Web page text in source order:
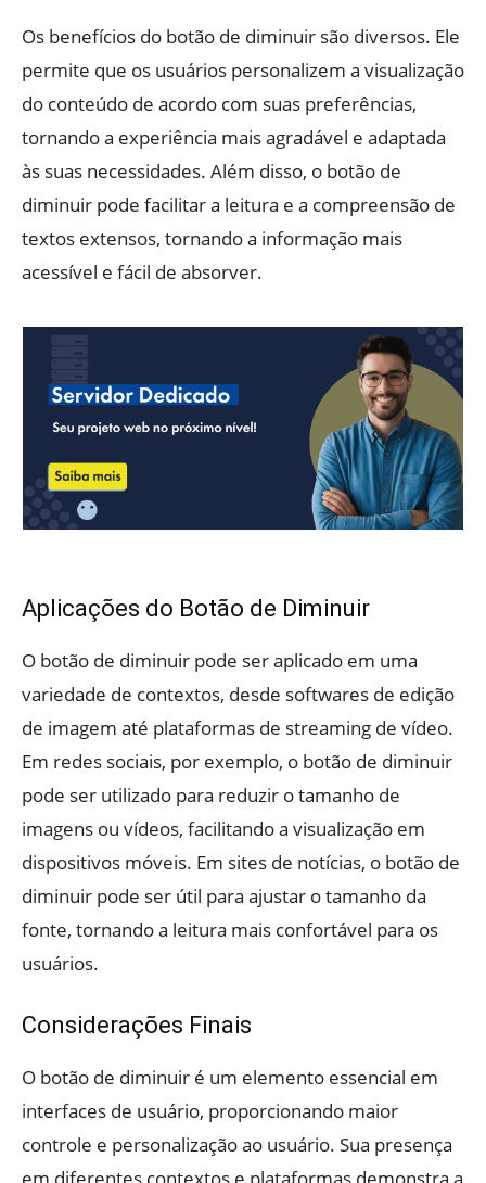
Os benefícios do botão de diminuir são diversos. Ele
permite que os usuários personalizem a visualização
do conteúdo de acordo com suas preferências,
tornando a experiência mais agradável e adaptada
às suas necessidades. Além disso, o botão de
diminuir pode facilitar a leitura e a compreensão de
textos extensos, tornando a informação mais
acessível e fácil de absorver.
Aplicações do Botão de Diminuir
O botão de diminuir pode ser aplicado em uma
variedade de contextos, desde softwares de edição
de imagem até plataformas de streaming de vídeo.
Em redes sociais, por exemplo, o botão de diminuir
pode ser utilizado para reduzir o tamanho de
imagens ou vídeos, facilitando a visualização em
dispositivos móveis. Em sites de notícias, o botão de
diminuir pode ser útil para ajustar o tamanho da
fonte, tornando a leitura mais confortável para os
usuários.
Considerações Finais
O botão de diminuir é um elemento essencial em
interfaces de usuário, proporcionando maior
controle e personalização ao usuário. Sua presença
em diferentes contextos e plataformas demonstra a